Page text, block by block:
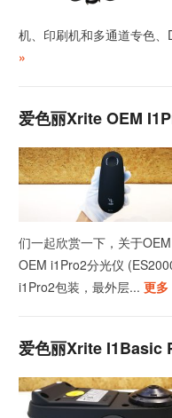
机、印刷机和多通道专色
»
爱色丽Xrite OEM
们一起欣赏一下，关于
OEM i1Pro2分光仪
i1Pro2包装，最外层...更多
爱色丽Xrite I1Basic